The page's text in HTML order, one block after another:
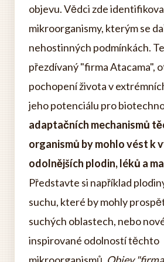
objevu. Vědci zde
mikroorganismy, kterým se
nehostinných podmínkách.
přezdívaný "firma Atacama",
pochopení života v
jeho potenciálu pro
adaptačních mechanismů
organismů by mohlo vést k
odolnějších plodin, léků a
Představte si například
suchu, které by mohly
suchých oblastech, nebo
inspirované odolností těchto